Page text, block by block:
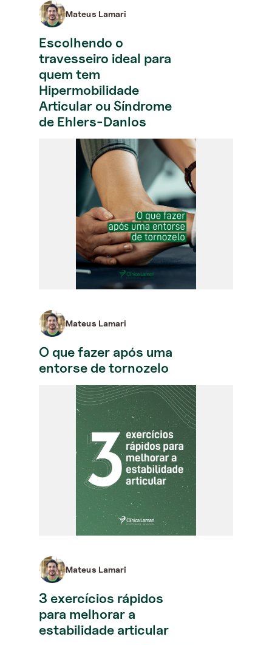
Mateus Lamari
Escolhendo o
travesseiro ideal para
quem tem
Hipermobilidade
Articular ou Síndrome
de Ehlers-Danlos
Mateus Lamari
O que fazer após uma
entorse de tornozelo
Mateus Lamari
3 exercícios rápidos
para melhorar a
estabilidade articular